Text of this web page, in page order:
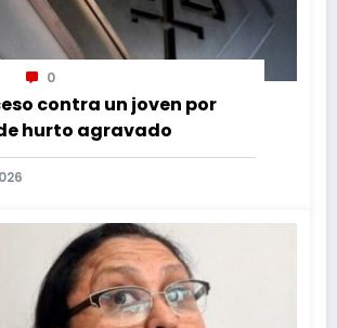
0
contra un joven por
hurto agravado